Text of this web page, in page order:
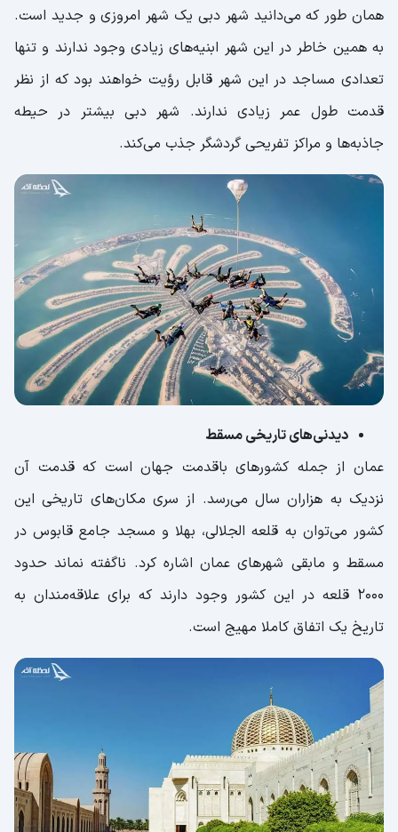
همان طور که می‌دانید شهر دبی یک شهر امروزی و جدید است.
به همین خاطر در این شهر ابنیه‌های زیادی وجود ندارند و تنها
تعدادی مساجد در این شهر قابل رؤیت خواهند بود که از نظر
قدمت طول عمر زیادی ندارند. شهر دبی بیشتر در حیطه
جاذبه‌ها و مراکز تفریحی گردشگر جذب می‌کند.
دیدنی‌های تاریخی مسقط
عمان از جمله کشورهای باقدمت جهان است که قدمت آن
نزدیک به هزاران سال می‌رسد. از سری مکان‌های تاریخی این
کشور می‌توان به قلعه الجلالی، بهلا و مسجد جامع قابوس در
مسقط و مابقی شهرهای عمان اشاره کرد. ناگفته نماند حدود
۲۰۰۰ قلعه در این کشور وجود دارند که برای علاقه‌مندان به
تاریخ یک اتفاق کاملا مهیج است.